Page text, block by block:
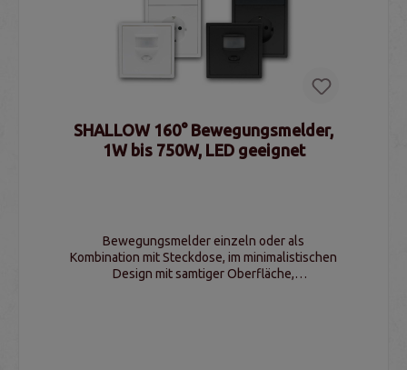
SHALLOW 160° Bewegungsmelder,
1W bis 750W, LED geeignet
Bewegungsmelder einzeln oder als
Kombination mit Steckdose, im minimalistischen
Design mit samtiger Oberfläche,